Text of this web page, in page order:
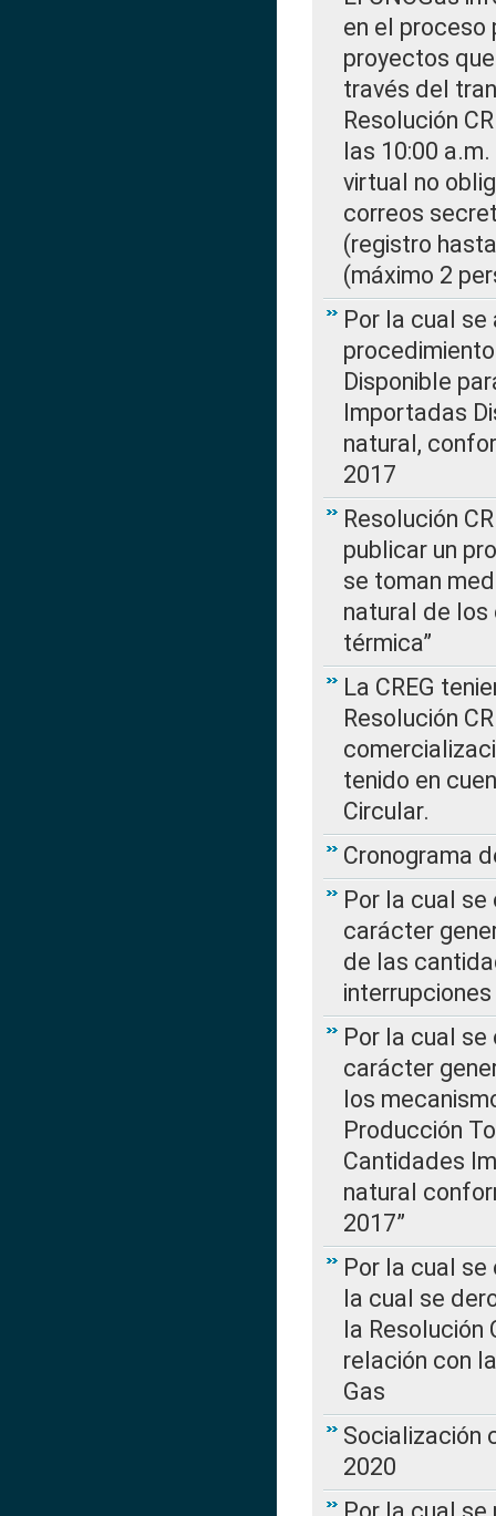
en el proceso
proyectos
través del
Resolución
las 10:00
virtual no
correos
(registro
(máximo 2
Por la cual
Disponible
Importadas
natural,
2017
Resolución
publicar un
se toman
natural de los
térmica”
La CREG
Resolución
tenido en
Circular.
Cronograma
Por la cual
carácter
de las
Por la cual
carácter
los
Producción
Cantidades
natural
2017”
Por la cual
la cual se
la Resolución
relación con
Gas
Socialización
2020